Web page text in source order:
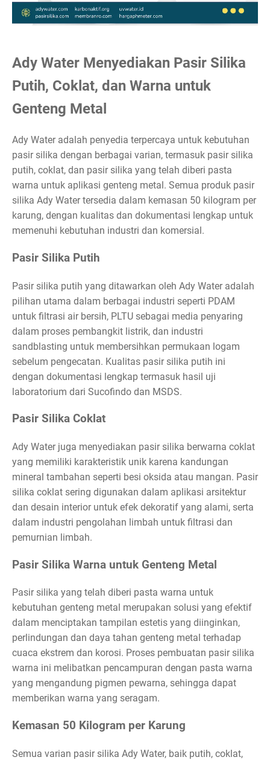
Ady Water Menyediakan Pasir Silika
Putih, Coklat, dan Warna untuk
Genteng Metal
Ady Water adalah penyedia terpercaya untuk kebutuhan
pasir silika dengan berbagai varian, termasuk pasir silika
putih, coklat, dan pasir silika yang telah diberi pasta
warna untuk aplikasi genteng metal. Semua produk pasir
silika Ady Water tersedia dalam kemasan 50 kilogram per
karung, dengan kualitas dan dokumentasi lengkap untuk
memenuhi kebutuhan industri dan komersial.
Pasir Silika Putih
Pasir silika putih yang ditawarkan oleh Ady Water adalah
pilihan utama dalam berbagai industri seperti PDAM
untuk filtrasi air bersih, PLTU sebagai media penyaring
dalam proses pembangkit listrik, dan industri
sandblasting untuk membersihkan permukaan logam
sebelum pengecatan. Kualitas pasir silika putih ini
dengan dokumentasi lengkap termasuk hasil uji
laboratorium dari Sucofindo dan MSDS.
Pasir Silika Coklat
Ady Water juga menyediakan pasir silika berwarna coklat
yang memiliki karakteristik unik karena kandungan
mineral tambahan seperti besi oksida atau mangan. Pasir
silika coklat sering digunakan dalam aplikasi arsitektur
dan desain interior untuk efek dekoratif yang alami, serta
dalam industri pengolahan limbah untuk filtrasi dan
pemurnian limbah.
Pasir Silika Warna untuk Genteng Metal
Pasir silika yang telah diberi pasta warna untuk
kebutuhan genteng metal merupakan solusi yang efektif
dalam menciptakan tampilan estetis yang diinginkan,
perlindungan dan daya tahan genteng metal terhadap
cuaca ekstrem dan korosi. Proses pembuatan pasir silika
warna ini melibatkan pencampuran dengan pasta warna
yang mengandung pigmen pewarna, sehingga dapat
memberikan warna yang seragam.
Kemasan 50 Kilogram per Karung
Semua varian pasir silika Ady Water, baik putih, coklat,